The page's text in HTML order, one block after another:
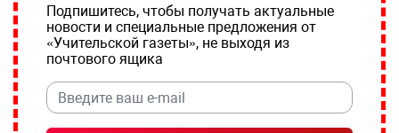
Подпишитесь, чтобы получать актуальные
новости и специальные предложения от
«Учительской газеты», не выходя из
почтового ящика